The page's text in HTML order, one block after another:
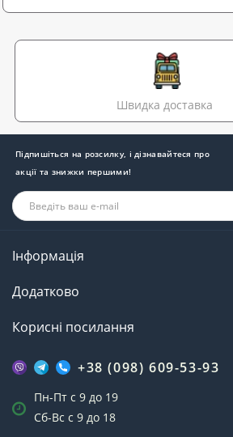
Швидка доставка
Підпишіться на розсилку, і дізнавайтеся про
акції та знижки першими!
Інформація
Додатково
Корисні посилання
+38 (098) 609-53-93
Пн-Пт с 9 до 19
Сб-Вс с 9 до 18